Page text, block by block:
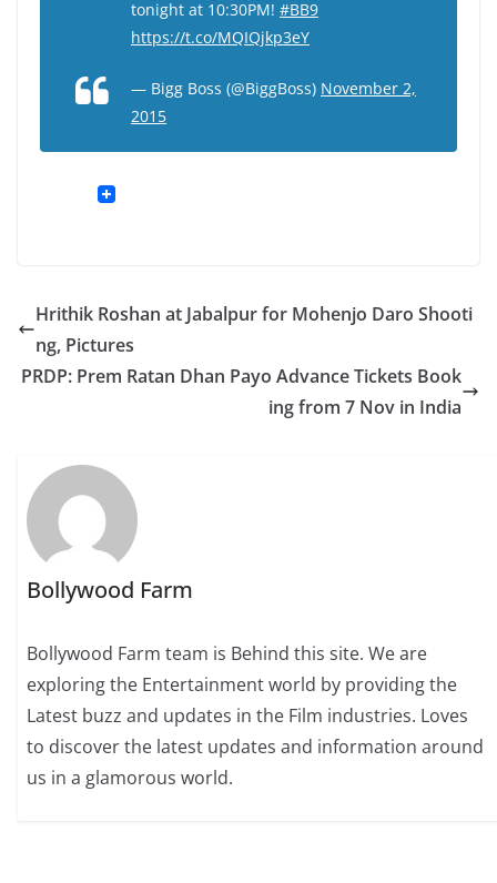
tonight at 10:30PM! #BB9
https://t.co/MQIQjkp3eY
— Bigg Boss (@BiggBoss) November 2,
2015
Hrithik Roshan at Jabalpur for Mohenjo Daro Shooti
ng, Pictures
PRDP: Prem Ratan Dhan Payo Advance Tickets Book
ing from 7 Nov in India
Bollywood Farm
Bollywood Farm team is Behind this site. We are
exploring the Entertainment world by providing the
Latest buzz and updates in the Film industries. Loves
to discover the latest updates and information around
us in a glamorous world.